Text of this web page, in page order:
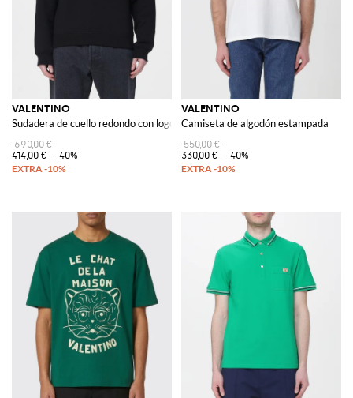
VALENTINO
Sudadera de cuello redondo con logo
690,00 €
414,00 €
-40%
VALENTINO
Camiseta de algodón estampada
550,00 €
330,00 €
-40%